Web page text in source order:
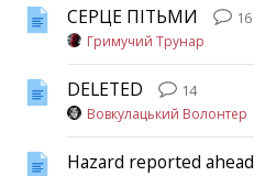
СЕРЦЕ ПІТЬМИ
16
Гримучий Трунар
DELETED
14
Вовкулацький Волонтер
Hazard reported ahead